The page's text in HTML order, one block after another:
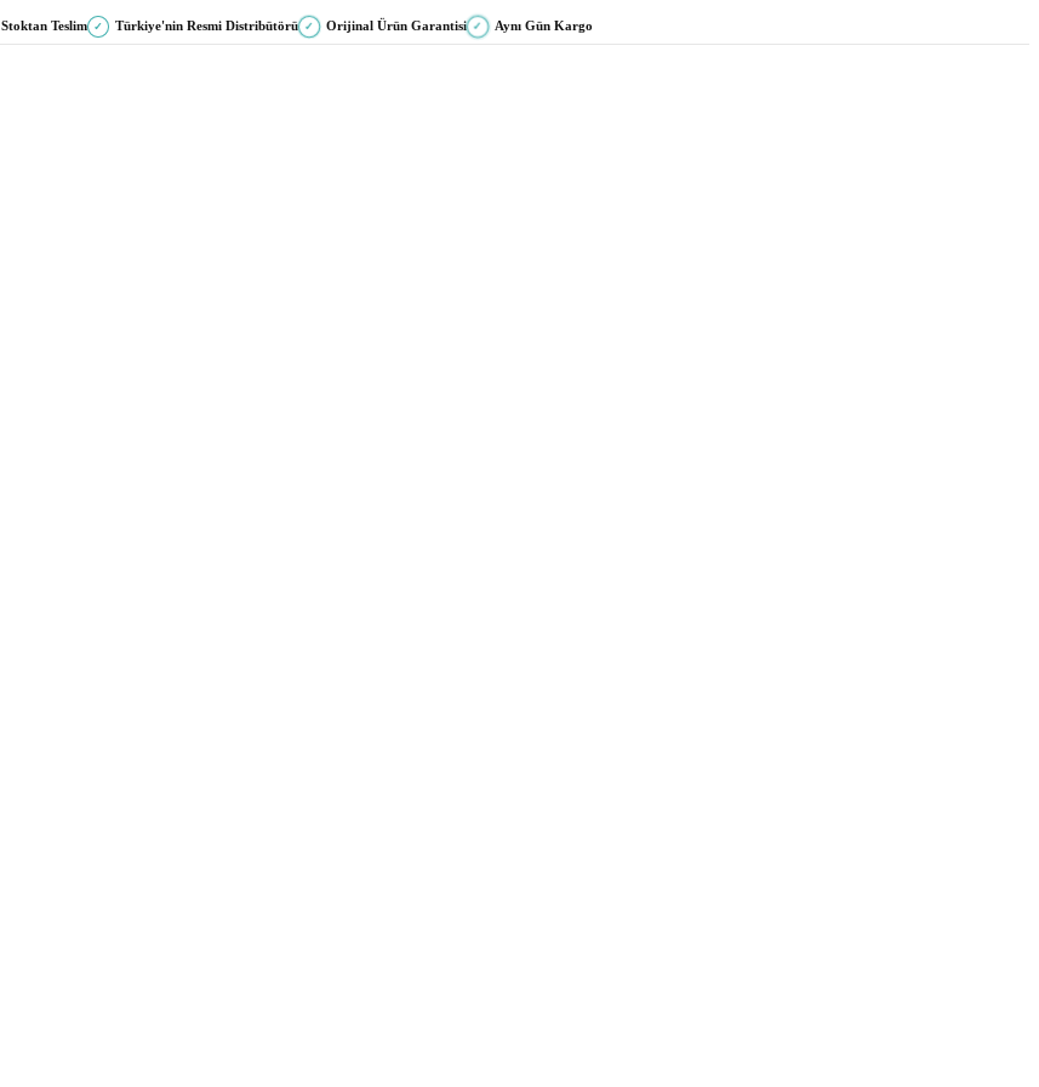
Stoktan Teslim ✓ Türkiye'nin Resmi Distribütörü ✓ Orijinal Ürün Garantisi ✓ Aynı Gün Kargo